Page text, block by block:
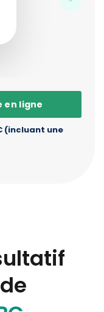
en ligne
(incluant une